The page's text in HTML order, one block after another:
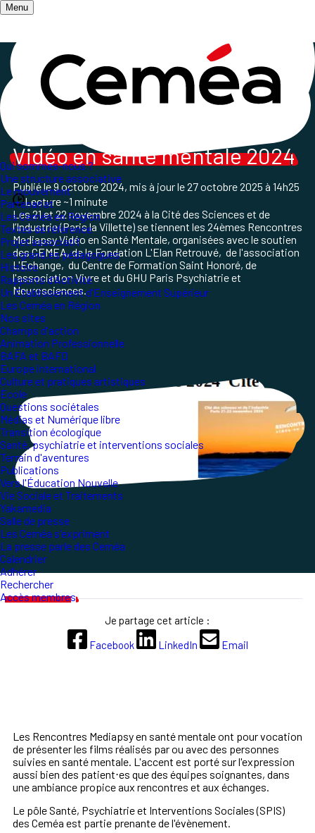
Menu
Qui sommes-nous ?
Une structure associative
Le mouvement
Partenariat
Les Ceméa en Région
Textes de référence
Projet associatif
Les grand.es pédagogues
Histoire
Rapports d'Activité
Un Etablissement d'Enseignement Supérieur
Les Ceméa en Région
Nos sites
Champs d'action
Animation Professionnelle
BAFA et BAFD
Europe international
Culture et pratiques artistiques
École
Questions sociétales
Médias et Numérique libre
Transition écologique
Santé, psychiatrie et interventions sociales
Terrain d'aventures
Publications
Vers l'Éducation Nouvelle
Vie Sociale et Traitements
Yakamedia
Salle de presse
Les Ceméa s'expriment
La presse parle des Ceméa
Calendrier
Adhérer
Rechercher
Accès membres
Accueil/
Les champs d'action
Santé, Psychiatrie et Interventions sociales/ RVSM 2024
Vidéo en santé mentale 2024
Publié le9 octobre 2024, mis à jour le27 octobre 2025 à 14h25
Lecture ~1 minute
Les 21 et 22 novembre 2024 à la Cité des Sciences et de
l’Industrie (Paris la Villette) se tiennent les 24èmes Rencontres
Mediapsy Vidéo en Santé Mentale, organisées avec le soutien
des CEMEA, de la Fondation L'Elan Retrouvé, de l'association
L'Echange, du Centre de Formation Saint Honoré, de
l'association Vivre et du GHU Paris Psychiatrie et
Neurosciences.
Les Rencontres Mediapsy en santé mentaleont pour vocation
de présenter les films réalisés par ou avec des personnes
suivies en santé mentale. L'accent est porté sur l'expression
aussi bien des patient⋅es que des équipes soignantes, dans
une ambiance propice aux rencontres et aux échanges.
Le pôle Santé, Psychiatrie et Interventions Sociales (SPIS)
des Ceméa est partie prenante de l'évènement.
Je partage cet article :
Facebook
LinkedIn Email